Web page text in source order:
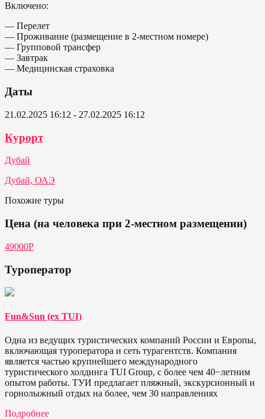
Включено:
— Перелет
— Проживание (размещение в 2-местном номере)
— Групповой трансфер
— Завтрак
— Медицинская страховка
Даты
21.02.2025 16:12 - 27.02.2025 16:12
Курорт
Дубай
Дубай, ОАЭ
Похожие туры
Цена (на человека при 2-местном размещении)
49000Р
Туроператор
Fun&Sun (ex TUI)
Одна из ведущих туристических компаний России и Европы,
включающая туроператора и сеть турагентств. Компания
является частью крупнейшего международного
туристического холдинга TUI Group, с более чем 40−летним
опытом работы. ТУИ предлагает пляжный, экскурсионный и
горнолыжный отдых на более, чем 30 направлениях
Подробнее